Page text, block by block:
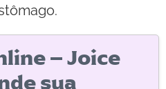
– Joice
sua